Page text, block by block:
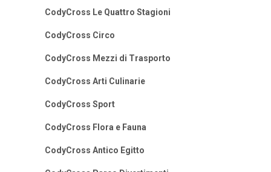
CodyCross Le Quattro Stagioni
CodyCross Circo
CodyCross Mezzi di Trasporto
CodyCross Arti Culinarie
CodyCross Sport
CodyCross Flora e Fauna
CodyCross Antico Egitto